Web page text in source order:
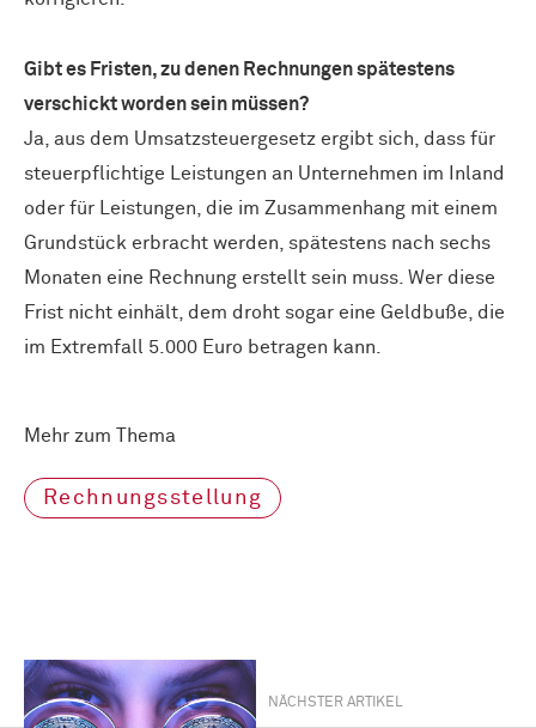
Gibt es Fristen, zu denen Rechnungen spätestens
verschickt worden sein müssen?
Ja, aus dem Umsatzsteuergesetz ergibt sich, dass für
steuerpflichtige Leistungen an Unternehmen im Inland
oder für Leistungen, die im Zusammenhang mit einem
Grundstück erbracht werden, spätestens nach sechs
Monaten eine Rechnung erstellt sein muss. Wer diese
Frist nicht einhält, dem droht sogar eine Geldbuße, die
im Extremfall 5.000 Euro betragen kann.
Mehr zum Thema
Rechnungsstellung
NÄCHSTER ARTIKEL